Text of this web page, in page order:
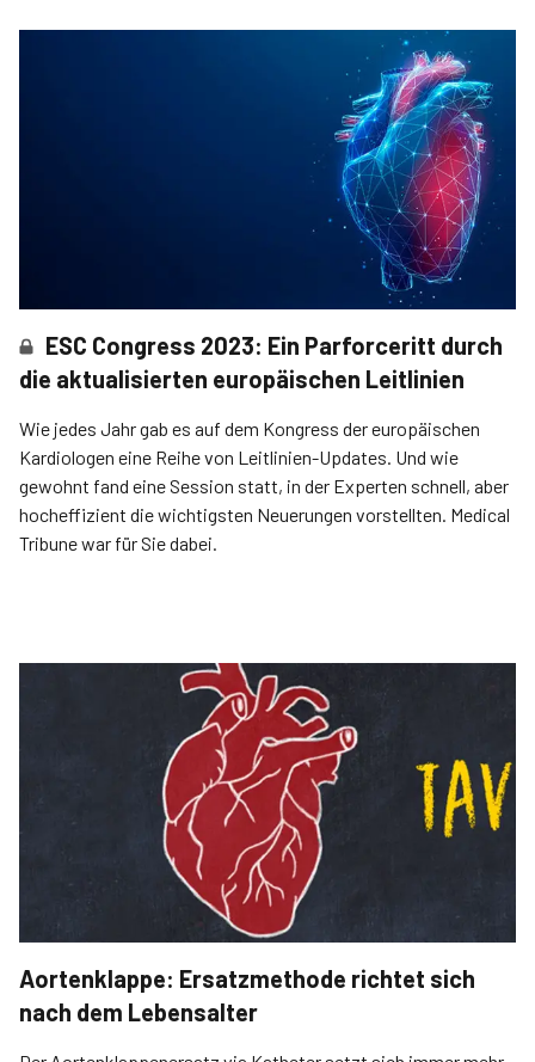
ESC Congress 2023: Ein Parforceritt durch
die aktualisierten europäischen Leitlinien
Wie jedes Jahr gab es auf dem Kongress der europäischen
Kardiologen eine Reihe von Leitlinien-Updates. Und wie
gewohnt fand eine Session statt, in der Experten schnell, aber
hocheffizient die wichtigsten Neuerungen vorstellten. Medical
Tribune war für Sie dabei.
Aortenklappe: Ersatzmethode richtet sich
nach dem Lebensalter